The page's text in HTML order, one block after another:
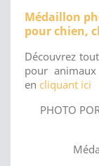
Médaillon
pour chien,
Découvrez
pour animaux
en cliquant ici
PHOTO